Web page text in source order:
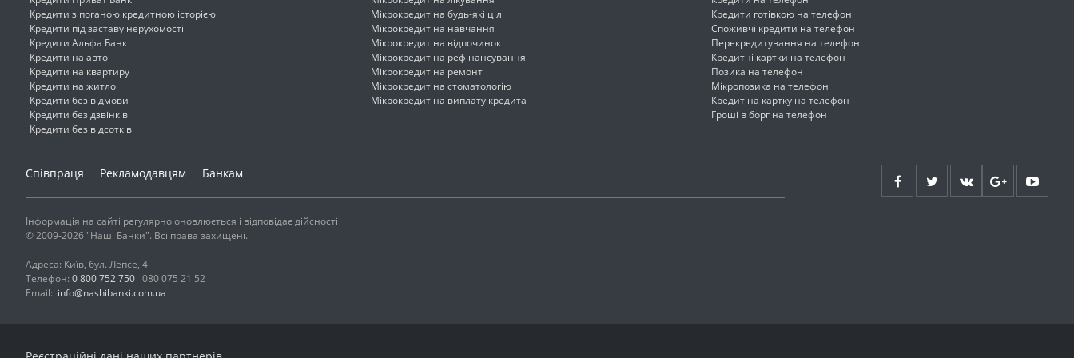
Кредити з поганою кредитною історією
Кредити під заставу нерухомості
Кредити Альфа Банк
Кредити на авто
Кредити на квартиру
Кредити на житло
Кредити без відмови
Кредити без дзвінків
Кредити без відсотків
Мікрокредит на будь-які цілі
Мікрокредит на навчання
Мікрокредит на відпочинок
Мікрокредит на рефінансування
Мікрокредит на ремонт
Мікрокредит на стоматологію
Мікрокредит на виплату кредита
Кредити готівкою на телефон
Споживчі кредити на телефон
Перекредитування на телефон
Кредитні картки на телефон
Позика на телефон
Мікропозика на телефон
Кредит на картку на телефон
Гроші в борг на телефон
Співпраця Рекламодавцям Банкам
Інформація на сайті регулярно оновлюється і відповідає дійсності
© 2009-2026 "Наші Банки". Всі права захищені.
Адреса: Київ, бул. Лепсе, 4
Телефон: 0 800 752 750 080 075 21 52
Email: info@nashibanki.com.ua